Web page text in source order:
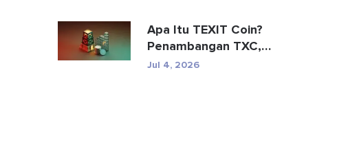
Apa Itu TEXIT Coin?
Penambangan TXC,
Spesifikasi, dan Risiko
Jul 4, 2026